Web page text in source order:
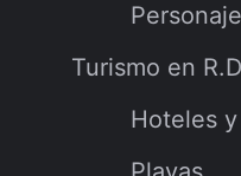
Turismo en
Hoteles